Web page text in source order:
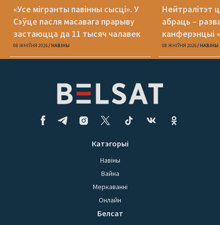
«Усе мігранты павінны сысці». У
Сэўце пасля масавага прарыву
застаюцца да 11 тысяч чалавек
08 ЖНІЎНЯ 2026 НАВІНЫ
Нейтралітэт
абраць –
канферэнцыі
08 ЖНІЎНЯ 2026 НАВІНЫ
Катэгорыі
Навіны
Вайна
Меркаванні
Онлайн
Белсат